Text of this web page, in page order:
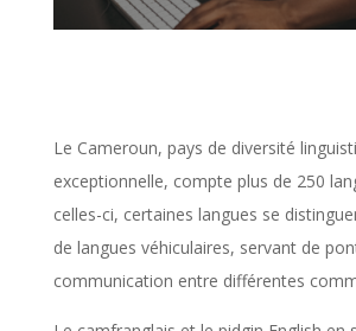
Le Cameroun, pays de diversité
exceptionnelle, compte plus de 250
celles-ci, certaines langues se
de langues véhiculaires, servant de
communication entre différentes